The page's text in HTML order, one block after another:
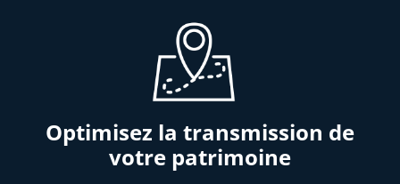
Optimisez la transmission de
votre patrimoine